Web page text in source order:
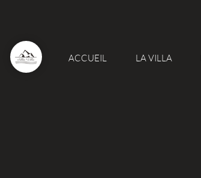
ACCUEIL LA VILLA